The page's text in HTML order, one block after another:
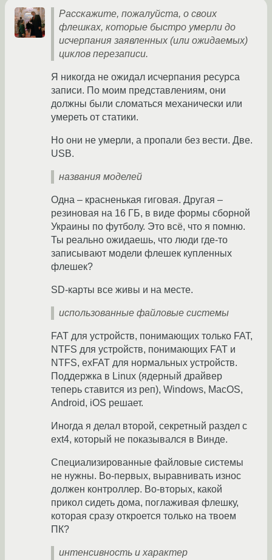
Расскажите, пожалуйста, о своих
флешках, которые быстро умерли до
исчерпания заявленных (или ожидаемых)
циклов перезаписи.
Я никогда не ожидал исчерпания ресурса
записи. По моим представлениям, они
должны были сломаться механически или
умереть от статики.
Но они не умерли, а пропали без вести. Две.
USB.
названия моделей
Одна – красненькая гиговая. Другая –
резиновая на 16 ГБ, в виде формы сборной
Украины по футболу. Это всё, что я помню.
Ты реально ожидаешь, что люди где-то
записывают модели флешек купленных
флешек?
SD-карты все живы и на месте.
использованные файловые системы
FAT для устройств, понимающих только FAT,
NTFS для устройств, понимающих FAT и
NTFS, exFAT для нормальных устройств.
Поддержка в Linux (ядерный драйвер
теперь ставится из реп), Windows, MacOS,
Android, iOS решает.
Иногда я делал второй, секретный раздел с
ext4, который не показывался в Винде.
Специализированные файловые системы
не нужны. Во-первых, выравнивать износ
должен контроллер. Во-вторых, какой
прикол сидеть дома, поглаживая флешку,
которая сразу откроется только на твоем
ПК?
интенсивность и характер